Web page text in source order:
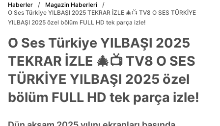
Haberler
Magazin Haberleri
O Ses Türkiye YILBAŞI 2025 TEKRAR İZLE 🎄📺 TV8 O SES TÜRKİYE
YILBAŞI 2025 özel bölüm FULL HD tek parça izle!
O Ses Türkiye YILBAŞI 2025
TEKRAR İZLE 🎄📺 TV8 O SES
TÜRKİYE YILBAŞI 2025 özel
bölüm FULL HD tek parça izle!